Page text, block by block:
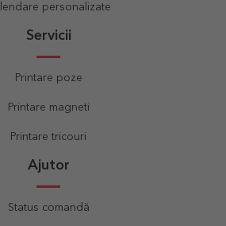
personalizate
Servicii
Printare poze
Printare magneti
Printare tricouri
Ajutor
Status comandă